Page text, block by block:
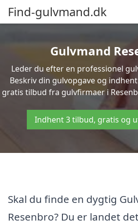
Find-gulvmand.dk
Gulvmand
Leder du efter en professionel
Beskriv din gulvopgave og
gratis tilbud fra gulvfirmaer i
Indhent 3 tilbud, gratis og
Skal du finde en dygtig
Resenbro? Du er landet